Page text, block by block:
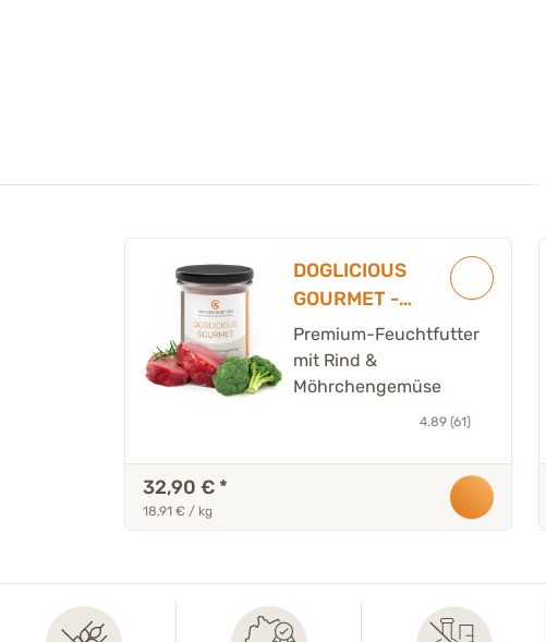
DOGLICIOUS
GOURMET -
Premium
Nassfutter für
Hunde mit Rind,
Möhrchengemüse
290 g
Premium-Feuchtfutter
mit Rind &
Möhrchengemüse
4.89 (61)
32,90 € *
18,91 € / kg